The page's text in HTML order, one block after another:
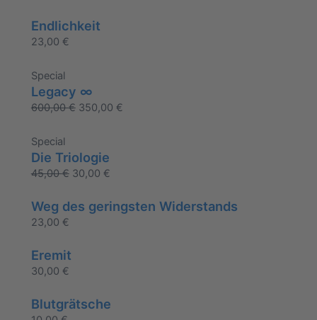
Endlichkeit
23,00 €
Special
Legacy ∞
600,00€ 350,00 €
Special
Die Triologie
45,00€ 30,00 €
Weg des geringsten Widerstands
23,00 €
Eremit
30,00 €
Blutgrätsche